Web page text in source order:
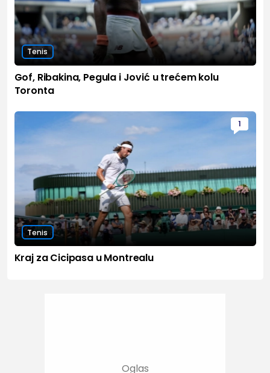
Tenis
Gof, Ribakina, Pegula i Jović u trećem kolu
Toronta
1
Tenis
Kraj za Cicipasa u Montrealu